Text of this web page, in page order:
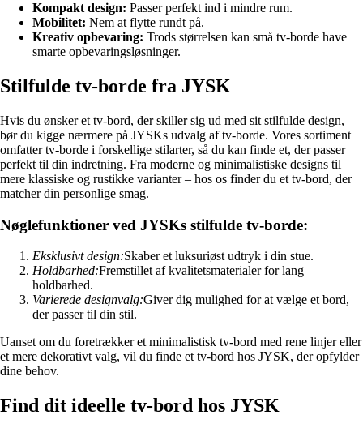
Kompakt design: Passer perfekt ind i mindre rum.
Mobilitet: Nem at flytte rundt på.
Kreativ opbevaring: Trods størrelsen kan små tv-borde have
smarte opbevaringsløsninger.
Stilfulde tv-borde fra JYSK
Hvis du ønsker et tv-bord, der skiller sig ud med sit stilfulde design,
bør du kigge nærmere på JYSKs udvalg af tv-borde. Vores sortiment
omfatter tv-borde i forskellige stilarter, så du kan finde et, der passer
perfekt til din indretning. Fra moderne og minimalistiske designs til
mere klassiske og rustikke varianter – hos os finder du et tv-bord, der
matcher din personlige smag.
Nøglefunktioner ved JYSKs stilfulde tv-borde:
Eksklusivt design:Skaber et luksuriøst udtryk i din stue.
Holdbarhed:Fremstillet af kvalitetsmaterialer for lang
holdbarhed.
Varierede designvalg:Giver dig mulighed for at vælge et bord,
der passer til din stil.
Uanset om du foretrækker et minimalistisk tv-bord med rene linjer eller
et mere dekorativt valg, vil du finde et tv-bord hos JYSK, der opfylder
dine behov.
Find dit ideelle tv-bord hos JYSK